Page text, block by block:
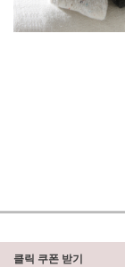
클릭 쿠폰 받기